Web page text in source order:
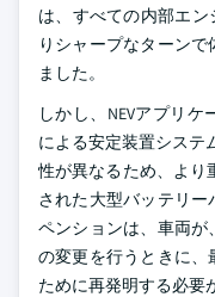
は、すべての内部エン
りシャープなターン
ました。
しかし、NEVアプリ
による安定装置システ
性が異なるため、より
された大型バッテリ
ペンションは、車両が
の変更を行うときに、
ために再発明する必要